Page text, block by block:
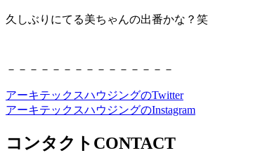
久しぶりにてる美ちゃんの出番かな？笑
－－－－－－－－－－－－－－－
アーキテックスハウジングのTwitter
アーキテックスハウジングのInstagram
コンタクト CONTACT